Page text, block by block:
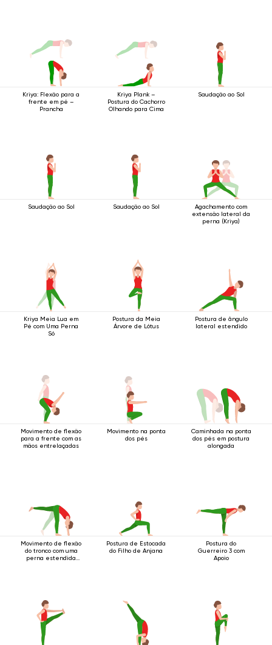
Kriya: Flexão para a
frente em pé –
Prancha
Kriya Plank –
Postura do Cachorro
Olhando para Cima
Saudação ao Sol
Saudação ao Sol Saudação ao Sol
Agachamento com
extensão lateral da
perna (Kriya)
Kriya Meia Lua em
Pé com Uma Perna
Só
Postura da Meia
Árvore de Lótus
Postura de ângulo
lateral estendido
Movimento de flexão
para a frente com as
mãos entrelaçadas
Movimento na ponta
dos pés
Caminhada na ponta
dos pés em postura
alongada
Movimento de flexão
do tronco com uma
perna estendida
Postura de Estocada
do Filho de Anjana
Postura do
Guerreiro 3 com
Apoio